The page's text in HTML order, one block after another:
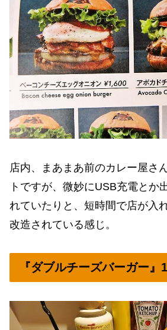
店内、まあまあ前のカレー屋さ
トですが、微妙にUSB充電とか
れていたりと、短時間で店が入
改造されている感じ。
『ダブルチーズバーガー』